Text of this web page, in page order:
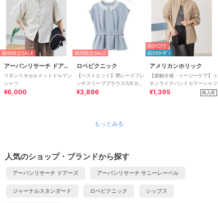
期間限定SALE
アーバンリサーチ ドアーズ
リネンリヨセルドットドルマン
シャツ
¥6,000
期間限定SALE
ロペピクニック
【ベストヒット】襟レースフレ
ンチスリーブブラウス/UVカッ
ト
¥3,896
60%OFF
¥200ｸｰﾎﾟﾝ
アメリカンホリック
【接触冷感・イージーケア】リ
ネンライクバンドカラーシャツ
¥1,395 再入荷
もっとみる
人気のショップ・ブランドから探す
アーバンリサーチ ドアーズ アーバンリサーチ サニーレーベル
ジャーナルスタンダード ロペピクニック シップス